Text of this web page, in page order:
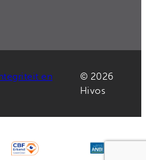
en
© 2026
Hivos